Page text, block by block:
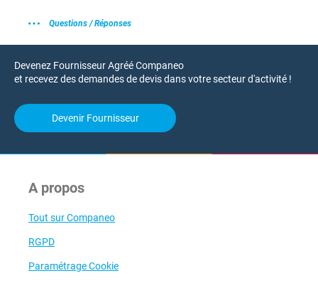
Questions / Réponses
Devenez Fournisseur Agréé Companeo
et recevez des demandes de devis dans votre secteur d'activité !
Devenir Fournisseur
A propos
Tout sur Companeo
RGPD
Paramétrage Cookie